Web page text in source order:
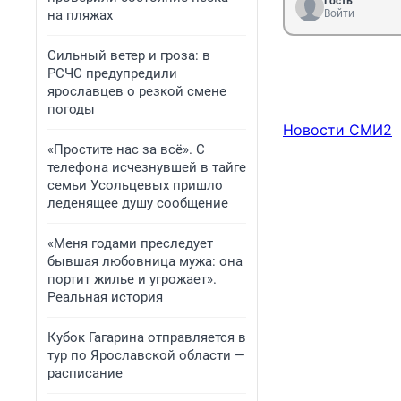
на пляжах
Сильный ветер и гроза: в
РСЧС предупредили
ярославцев о резкой смене
погоды
«Простите нас за всё». С
телефона исчезнувшей в тайге
семьи Усольцевых пришло
леденящее душу сообщение
«Меня годами преследует
бывшая любовница мужа: она
портит жилье и угрожает».
Реальная история
Кубок Гагарина отправляется в
тур по Ярославской области —
расписание
Войти
Новости СМИ2